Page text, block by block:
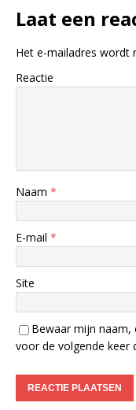
Laat een
Het e-mailadres wordt
Reactie
Naam *
E-mail *
Site
Bewaar mijn naam,
voor de volgende keer